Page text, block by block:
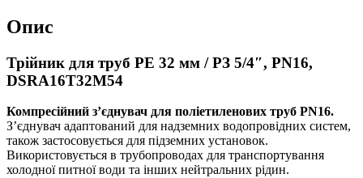
Опис
Трійник для труб PE 32 мм / РЗ 5/4″, PN16,
DSRA16T32M54
Компресійний з’єднувач для поліетиленових труб PN16.
З’єднувач адаптований для надземних водопровідних систем,
також застосовується для підземних установок.
Використовується в трубопроводах для транспортування
холодної питної води та інших нейтральних рідин.